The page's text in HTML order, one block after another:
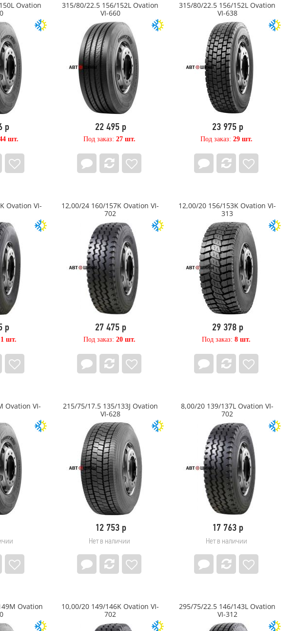
7*18
195/70/15C 104/102R
Royal Spin 10/335/281/181
195/
Ovation
р
шт.
315/80/22.5 156/152L Ovation
VI-660
22 495 р
Под заказ: 27 шт.
315/80/22.5 156/152L Ovation
VI-638
23 975 р
Под заказ: 29 шт.
Ovation VI-
р
1 шт.
12,00/24 160/157K Ovation VI-
702
27 475 р
Под заказ: 20 шт.
12,00/20 156/153K Ovation VI-
313
29 378 р
Под заказ:8 шт.
Ovation VI-
215/75/17.5 135/133J Ovation
VI-628
12 753 р
Нет в наличии
8,00/20 139/137L Ovation VI-
702
17 763 р
Нет в наличии
Ovation
10,00/20 149/146K Ovation VI-
702
295/75/22.5 146/143L Ovation
VI-312